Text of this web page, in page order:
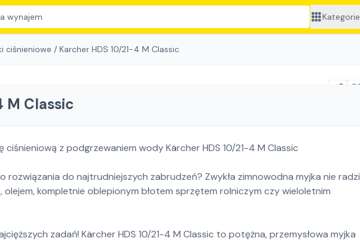
wynajem Kategorie
ciśnieniowe / Karcher HDS 10/21-4 M Classic
M Classic
ciśnieniową z podgrzewaniem wody Kärcher HDS 10/21-4 M Classic
rozwiązania do najtrudniejszych zabrudzeń? Zwykła zimnowodna myjka nie radzi
olejem, kompletnie oblepionym błotem sprzętem rolniczym czy wieloletnim
zadań! Kärcher HDS 10/21-4 M Classic to potężna, przemysłowa myjka